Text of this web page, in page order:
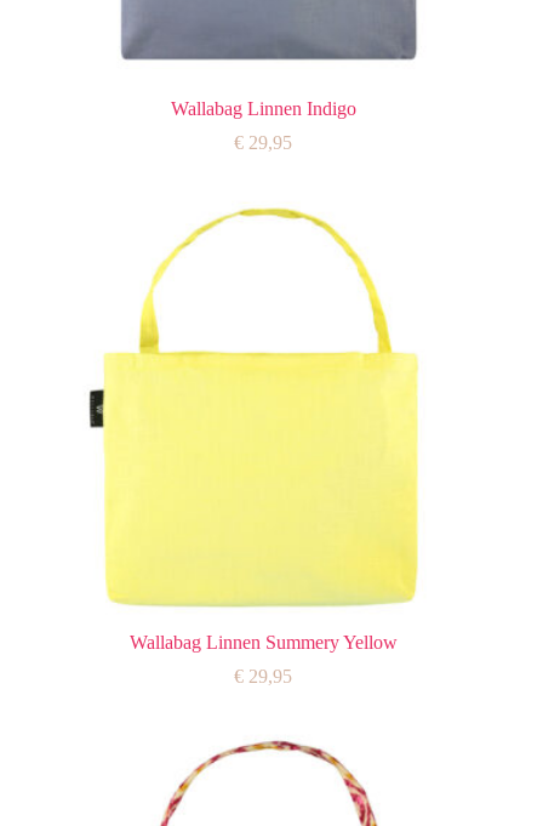
Wallabag Linnen Indigo
€ 29,95
Wallabag Linnen Summery Yellow
€ 29,95